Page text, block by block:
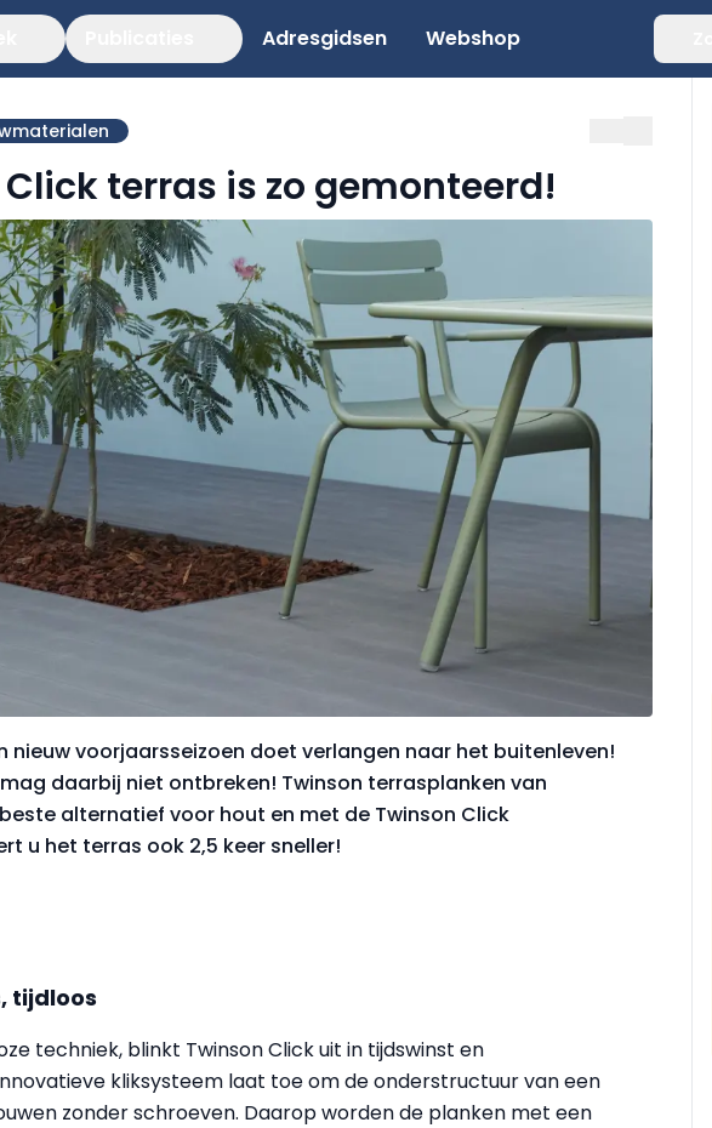
Adresgidsen Webshop
Click terras is zo gemonteerd!
nieuw voorjaarsseizoen doet verlangen naar het buitenleven!
daarbij niet ontbreken! Twinson terrasplanken van
alternatief voor hout en met de Twinson Click
u het terras ook 2,5 keer sneller!
tijdloos
techniek, blinkt Twinson Click uit in tijdswinst en
kliksysteem laat toe om de onderstructuur van een
zonder schroeven. Daarop worden de planken met een